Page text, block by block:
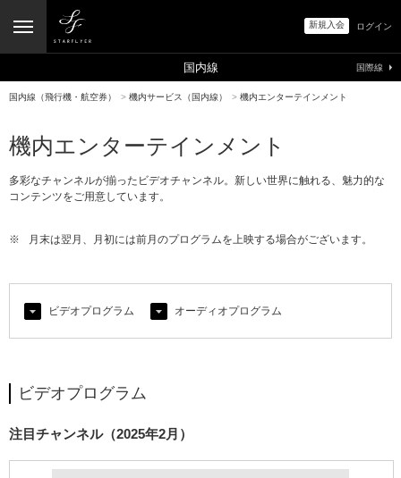
新規入会 ログイン
国内線（飛行機・航空券） > 機内サービス（国内線） > 機内エンターテインメント
機内エンターテインメント
多彩なチャンネルが揃ったビデオチャンネル。新しい世界に触れる、魅力的な
コンテンツをご用意しています。
※ 月末は翌月、月初には前月のプログラムを上映する場合がございます。
ビデオプログラム オーディオプログラム
ビデオプログラム
注目チャンネル（2025年2月）
国内線 国際線